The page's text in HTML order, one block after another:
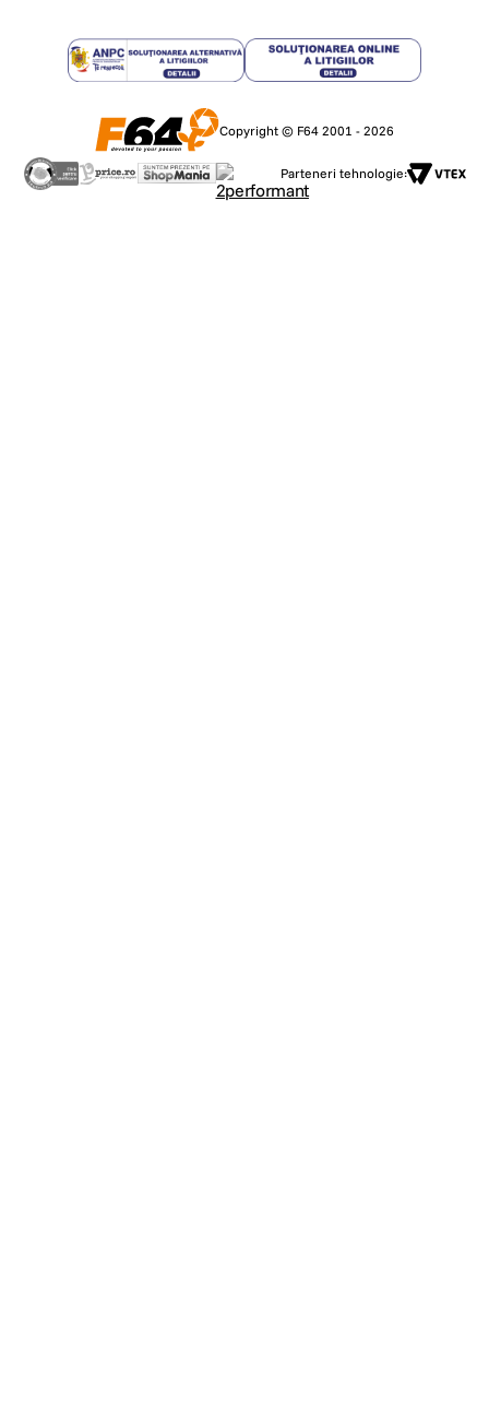
Copyright © F64 2001 - 2026
Parteneri tehnologie: